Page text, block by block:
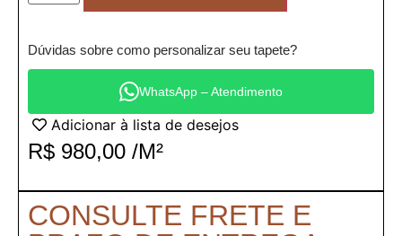
Dúvidas sobre como personalizar seu tapete?
WhatsApp – Atendimento
Adicionar à lista de desejos
R$ 980,00 /M²
CONSULTE FRETE E